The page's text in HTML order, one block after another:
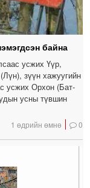
байна
усжих Үүр,
зүүн хажуугийн
усжих Орхон (Бат-
усны түвшин
1 өдрийн өмнө 0